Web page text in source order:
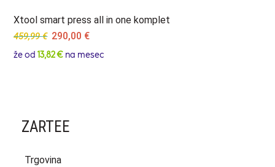
Xtool smart press all in one komplet
459,99€ Original
price
290,00 €Current
že od13,82 € na mesec
ZARTEE
Trgovina